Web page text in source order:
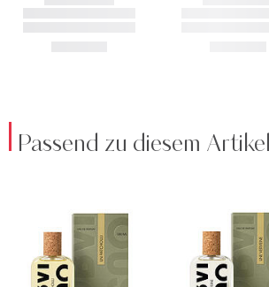
Passend zu diesem Artikel